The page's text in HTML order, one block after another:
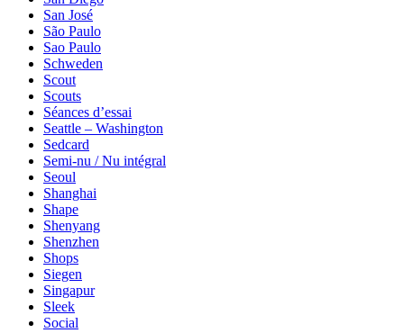
San José
São Paulo
Sao Paulo
Schweden
Scout
Scouts
Séances d’essai
Seattle – Washington
Sedcard
Semi-nu / Nu intégral
Seoul
Shanghai
Shape
Shenyang
Shenzhen
Shops
Siegen
Singapur
Sleek
Social